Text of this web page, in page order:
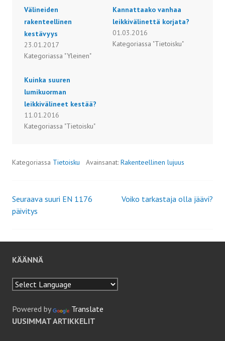
Välineiden
rakenteellinen
kestävyys
23.01.2017
Kategoriassa "Yleinen"
Kannattaako vanhaa
leikkivälinettä korjata?
01.03.2016
Kategoriassa "Tietoisku"
Kuinka suuren
lumikuorman
leikkivälineet kestää?
11.01.2016
Kategoriassa "Tietoisku"
Kategoriassa Tietoisku Avainsanat: Rakenteellinen lujuus
Artikkelien
Seuraava suuri EN 1176
päivitys
Voiko tarkastaja olla jäävi?
KÄÄNNÄ
Powered by
Translate
UUSIMMAT ARTIKKELIT